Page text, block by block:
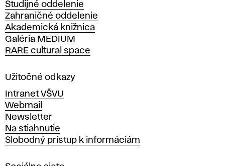
k
á
š
k
o
a
ý
t
v
a
r
Študijné oddelenie
Zahraničné oddelenie
Akademická knižnica
Galéria MEDIUM
RARE cultural space
Užitočné odkazy
Intranet VŠVU
Webmail
Newsletter
Na stiahnutie
Slobodný prístup k informáciám